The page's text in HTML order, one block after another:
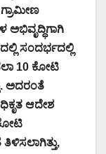
ಅಭಿವೃದ್ಧಿಗಾಗಿ
ಸಂದರ್ಭದಲ್ಲಿ
10 ಕೋಟಿ
ಅದರಂತೆ
ಆದೇಶ
ಕೋಟಿ